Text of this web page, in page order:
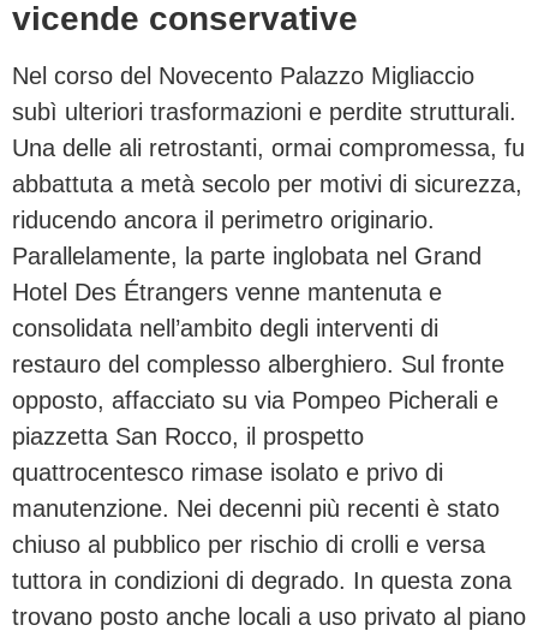
vicende conservative
Nel corso del Novecento Palazzo Migliaccio
subì ulteriori trasformazioni e perdite strutturali.
Una delle ali retrostanti, ormai compromessa, fu
abbattuta a metà secolo per motivi di sicurezza,
riducendo ancora il perimetro originario.
Parallelamente, la parte inglobata nel Grand
Hotel Des Étrangers venne mantenuta e
consolidata nell’ambito degli interventi di
restauro del complesso alberghiero. Sul fronte
opposto, affacciato su via Pompeo Picherali e
piazzetta San Rocco, il prospetto
quattrocentesco rimase isolato e privo di
manutenzione. Nei decenni più recenti è stato
chiuso al pubblico per rischio di crolli e versa
tuttora in condizioni di degrado. In questa zona
trovano posto anche locali a uso privato al piano